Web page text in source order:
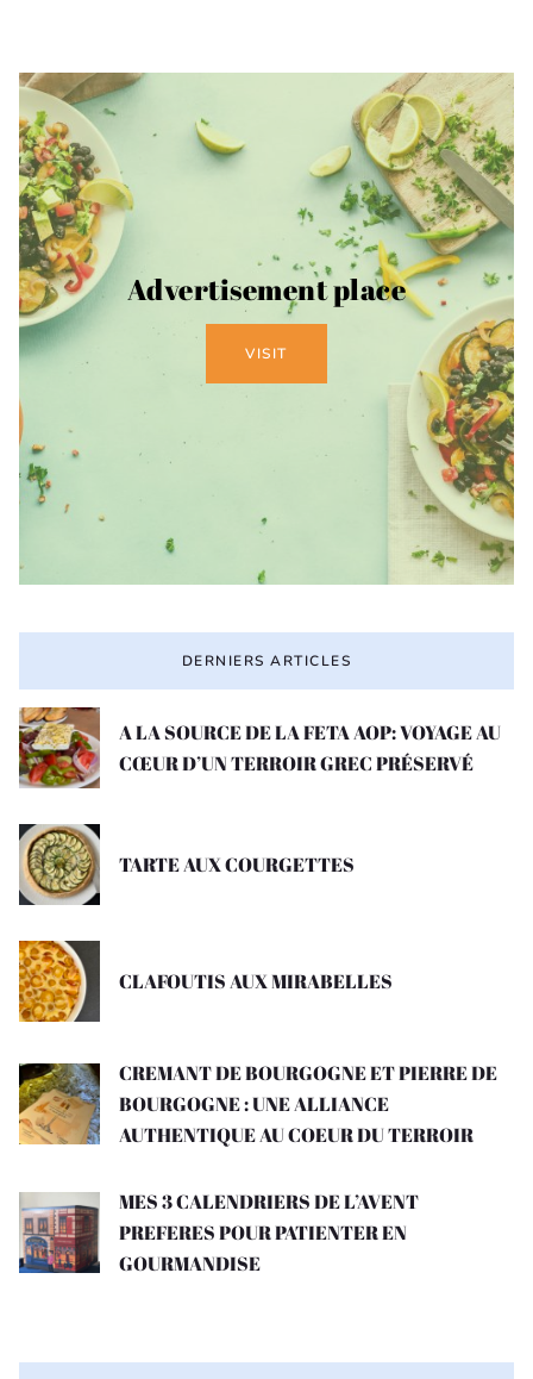
Advertisement place
VISIT
DERNIERS ARTICLES
A LA SOURCE DE LA FETA AOP: VOYAGE AU
CŒUR D’UN TERROIR GREC PRÉSERVÉ
TARTE AUX COURGETTES
CLAFOUTIS AUX MIRABELLES
CREMANT DE BOURGOGNE ET PIERRE DE
BOURGOGNE : UNE ALLIANCE
AUTHENTIQUE AU COEUR DU TERROIR
MES 3 CALENDRIERS DE L’AVENT
PREFERES POUR PATIENTER EN
GOURMANDISE